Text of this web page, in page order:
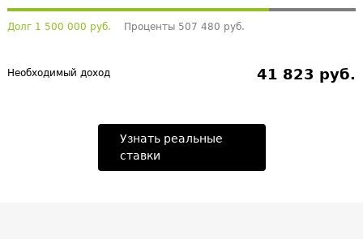
Долг 1 500 000 руб. Проценты 507 480 руб.
Необходимый доход 41 823 руб.
Узнать реальные
ставки